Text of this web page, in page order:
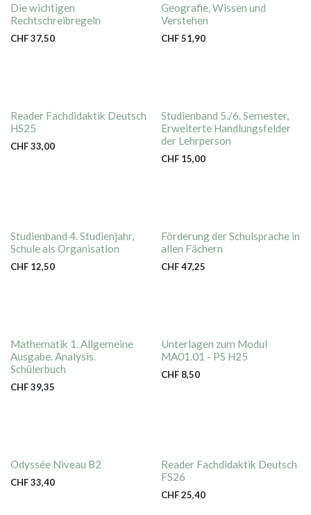
Die wichtigen
Rechtschreibregeln
CHF37,50
Geografie, Wissen und
Verstehen
CHF51,90
Reader Fachdidaktik Deutsch
HS25
CHF33,00
Studienband 5./6. Semester,
Erweiterte Handlungsfelder
der Lehrperson
CHF 15,00
Studienband 4. Studienjahr,
Schule als Organisation
CHF 12,50
Förderung der Schulsprache in
allen Fächern
CHF47,25
Mathematik 1. Allgemeine
Ausgabe. Analysis.
Schülerbuch
CHF39,35
Unterlagen zum Modul
MA01.01 - PS H25
CHF 8,50
Odyssée Niveau B2
CHF33,40
Reader Fachdidaktik Deutsch
FS26
CHF25,40